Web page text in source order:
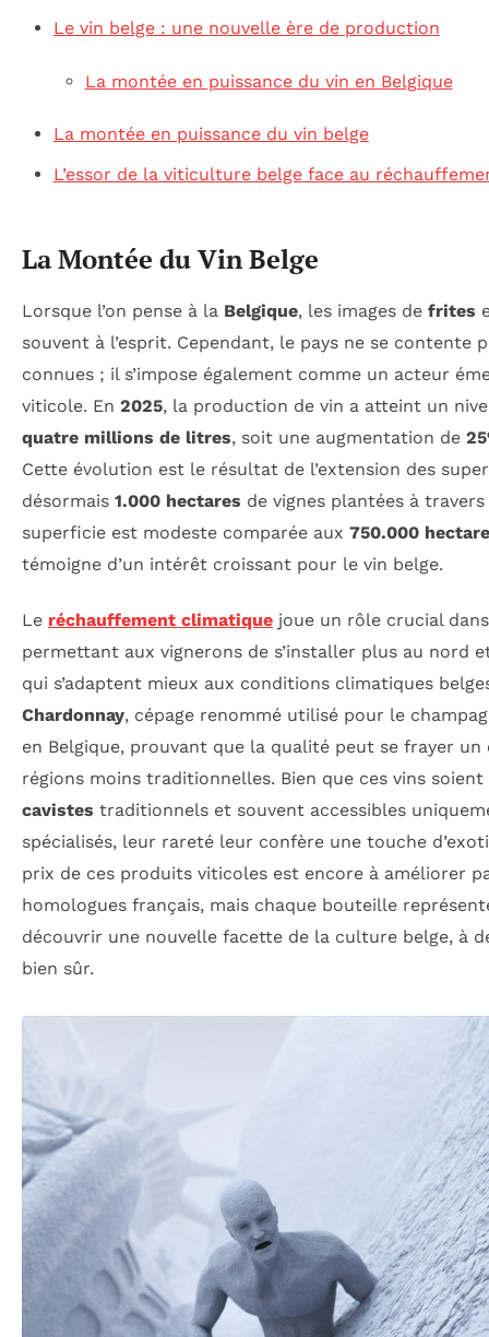
Le vin belge : une nouvelle ère de production
La montée en puissance du vin en Belgique
La montée en puissance du vin belge
L’essor de la viticulture belge face au
La Montée du Vin Belge
Lorsque l’on pense à la Belgique, les images de frites
souvent à l’esprit. Cependant, le pays ne se contente
connues ; il s’impose également comme un acteur
viticole. En 2025, la production de vin a atteint un
quatre millions de litres, soit une augmentation de
Cette évolution est le résultat de l’extension des
désormais 1.000 hectares de vignes plantées à
superficie est modeste comparée aux 750.000
témoigne d’un intérêt croissant pour le vin belge.
Le réchauffement climatique joue un rôle crucial
permettant aux vignerons de s’installer plus au nord
qui s’adaptent mieux aux conditions climatiques
Chardonnay, cépage renommé utilisé pour le
en Belgique, prouvant que la qualité peut se frayer un
régions moins traditionnelles. Bien que ces vins
cavistes traditionnels et souvent accessibles
spécialisés, leur rareté leur confère une touche
prix de ces produits viticoles est encore à améliorer
homologues français, mais chaque bouteille
découvrir une nouvelle facette de la culture belge, à
bien sûr.